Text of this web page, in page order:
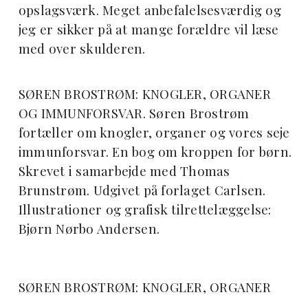
opslagsværk. Meget anbefalelsesværdig og
jeg er sikker på at mange forældre vil læse
med over skulderen.
SØREN BROSTRØM: KNOGLER, ORGANER
OG IMMUNFORSVAR. Søren Brostrøm
fortæller om knogler, organer og vores seje
immunforsvar. En bog om kroppen for børn.
Skrevet i samarbejde med Thomas
Brunstrøm. Udgivet på forlaget Carlsen.
Illustrationer og grafisk tilrettelæggelse:
Bjørn Nørbo Andersen.
SØREN BROSTRØM: KNOGLER, ORGANER